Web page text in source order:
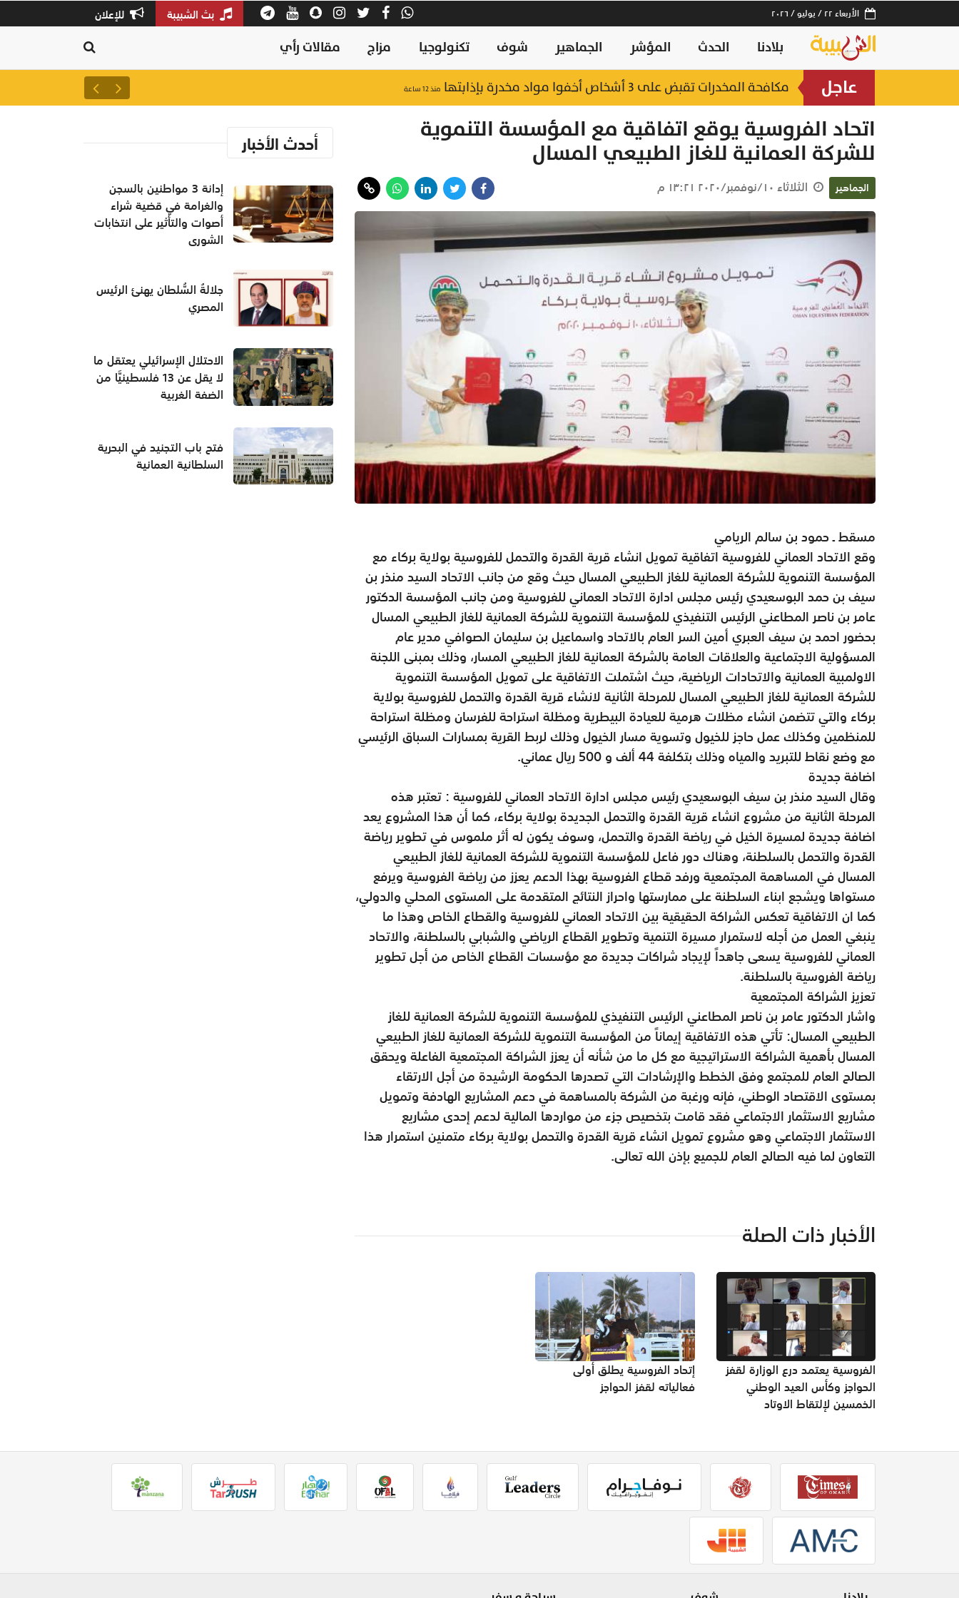
الأربعاء ٢٢ / يوليو / ٢٠٢٦ بث الشبيبة للإعلان
بلادنا الحدث المؤشر الجماهير شوف تكنولوجيا مزاج مقالات رأي
عاجل مكافحة المخدرات تقبض على 3 أشخاص أخفوا مواد مخدرة بإذابتها منذ ١٢ ساعة
اتحاد الفروسية يوقع اتفاقية مع المؤسسة التنموية
للشركة العمانية للغاز الطبيعي المسال
الجماهير الثلاثاء ١٠/نوفمبر/٢٠٢٠ ١٣:٢١ م
مسقط ـ حمود بن سالم الريامي
وقع الاتحاد العماني للفروسية اتفاقية تمويل انشاء قرية القدرة والتحمل للفروسية بولاية بركاء مع
المؤسسة التنموية للشركة العمانية للغاز الطبيعي المسال حيث وقع من جانب الاتحاد السيد منذر بن
سيف بن حمد البوسعيدي رئيس مجلس ادارة الاتحاد العماني للفروسية ومن جانب المؤسسة الدكتور
عامر بن ناصر المطاعني الرئيس التنفيذي للمؤسسة التنموية للشركة العمانية للغاز الطبيعي المسال
بحضور احمد بن سيف العبري أمين السر العام بالاتحاد واسماعيل بن سليمان الصوافي مدير عام
المسؤولية الاجتماعية والعلاقات العامة بالشركة العمانية للغاز الطبيعي المسار، وذلك بمبنى اللجنة
الاولمبية العمانية والاتحادات الرياضية، حيث اشتملت الاتفاقية على تمويل المؤسسة التنموية
للشركة العمانية للغاز الطبيعي المسال للمرحلة الثانية لانشاء قرية القدرة والتحمل للفروسية بولاية
بركاء والتي تتضمن انشاء مظلات هرمية للعيادة البيطرية ومظلة استراحة للفرسان ومظلة استراحة
للمنظمين وكذلك عمل حاجز للخيول وتسوية مسار الخيول وذلك لربط القرية بمسارات السباق الرئيسي
مع وضع نقاط للتبريد والمياه وذلك بتكلفة 44 ألف و 500 ريال عماني.
اضافة جديدة
وقال السيد منذر بن سيف البوسعيدي رئيس مجلس ادارة الاتحاد العماني للفروسية : تعتبر هذه
المرحلة الثانية من مشروع انشاء قرية القدرة والتحمل الجديدة بولاية بركاء، كما أن هذا المشروع يعد
اضافة جديدة لمسيرة الخيل في رياضة القدرة والتحمل، وسوف يكون له أثر ملموس في تطوير رياضة
القدرة والتحمل بالسلطنة، وهناك دور فاعل للمؤسسة التنموية للشركة العمانية للغاز الطبيعي
المسال في المساهمة المجتمعية ورفد قطاع الفروسية بهذا الدعم يعزز من رياضة الفروسية ويرفع
مستواها ويشجع ابناء السلطنة على ممارستها واحراز النتائج المتقدمة على المستوى المحلي والدولي،
كما ان الاتفاقية تعكس الشراكة الحقيقية بين الاتحاد العماني للفروسية والقطاع الخاص وهذا ما
ينبغي العمل من أجله لاستمرار مسيرة التنمية وتطوير القطاع الرياضي والشبابي بالسلطنة، والاتحاد
العماني للفروسية يسعى جاهداً لإيجاد شراكات جديدة مع مؤسسات القطاع الخاص من أجل تطوير
رياضة الفروسية بالسلطنة.
تعزيز الشراكة المجتمعية
واشار الدكتور عامر بن ناصر المطاعني الرئيس التنفيذي للمؤسسة التنموية للشركة العمانية للغاز
الطبيعي المسال: تأتي هذه الاتفاقية إيماناً من المؤسسة التنموية للشركة العمانية للغاز الطبيعي
المسال بأهمية الشراكة الاستراتيجية مع كل ما من شأنه أن يعزز الشراكة المجتمعية الفاعلة ويحقق
الصالح العام للمجتمع وفق الخطط والإرشادات التي تصدرها الحكومة الرشيدة من أجل الارتقاء
بمستوى الاقتصاد الوطني، فإنه ورغبة من الشركة بالمساهمة في دعم المشاريع الهادفة وتمويل
مشاريع الاستثمار الاجتماعي فقد قامت بتخصيص جزء من مواردها المالية لدعم إحدى مشاريع
الاستثمار الاجتماعي وهو مشروع تمويل انشاء قرية القدرة والتحمل بولاية بركاء متمنين استمرار هذا
التعاون لما فيه الصالح العام للجميع بإذن الله تعالى.
الأخبار ذات الصلة
الفروسية يعتمد درع الوزارة لقفز
الحواجز وكأس العيد الوطني
الخمسين لإلتقاط الاوتاد
إتحاد الفروسية يطلق أولى
فعالياته لقفز الحواجز
أحدث الأخبار
إدانة 3 مواطنين بالسجن
والغرامة في قضية شراء
أصوات والتأثير على انتخابات
الشورى
جلالةُ السُّلطان يهنئ الرئيس
المصري
الاحتلال الإسرائيلي يعتقل ما
لا يقل عن 13 فلسطينيَّا من
الضفة الغربية
فتح باب التجنيد في البحرية
السلطانية العمانية